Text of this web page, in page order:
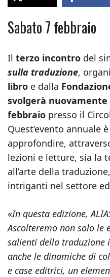
Sabato 7 febbraio
Il terzo incontro del
sulla traduzione,
libro e dalla
svolgerà nuovamente
febbraio presso il
Quest’evento annuale
approfondire,
lezioni e letture, sia la
all’arte della
intriganti nel settore
«In questa edizione,
Ascolteremo non solo le
salienti della traduzione
anche le dinamiche di
e case editrici, un